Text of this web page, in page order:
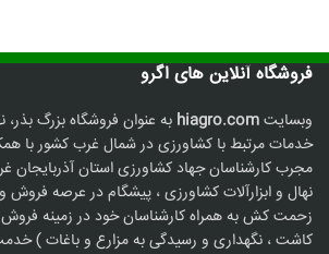
فروشگاه آنلاین های اگرو
وبسایتhiagro.com به عنوان فروشگاه بزرگ بذر،
خدمات مرتبط با کشاورزی در شمال غرب کشور با
مجرب کارشناسان جهاد کشاورزی استان آذربایجان
نهال و ابزارآلات کشاورزی ، پیشگام در عرصه فروش
زحمت کش به همراه کارشناسان خود در زمینه
کاشت ، نگهداری و رسیدگی به مزارع و باغات )